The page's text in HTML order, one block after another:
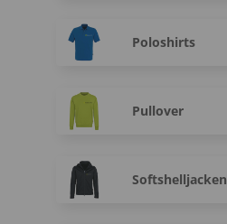
Poloshirts
Pullover
Softshelljacken